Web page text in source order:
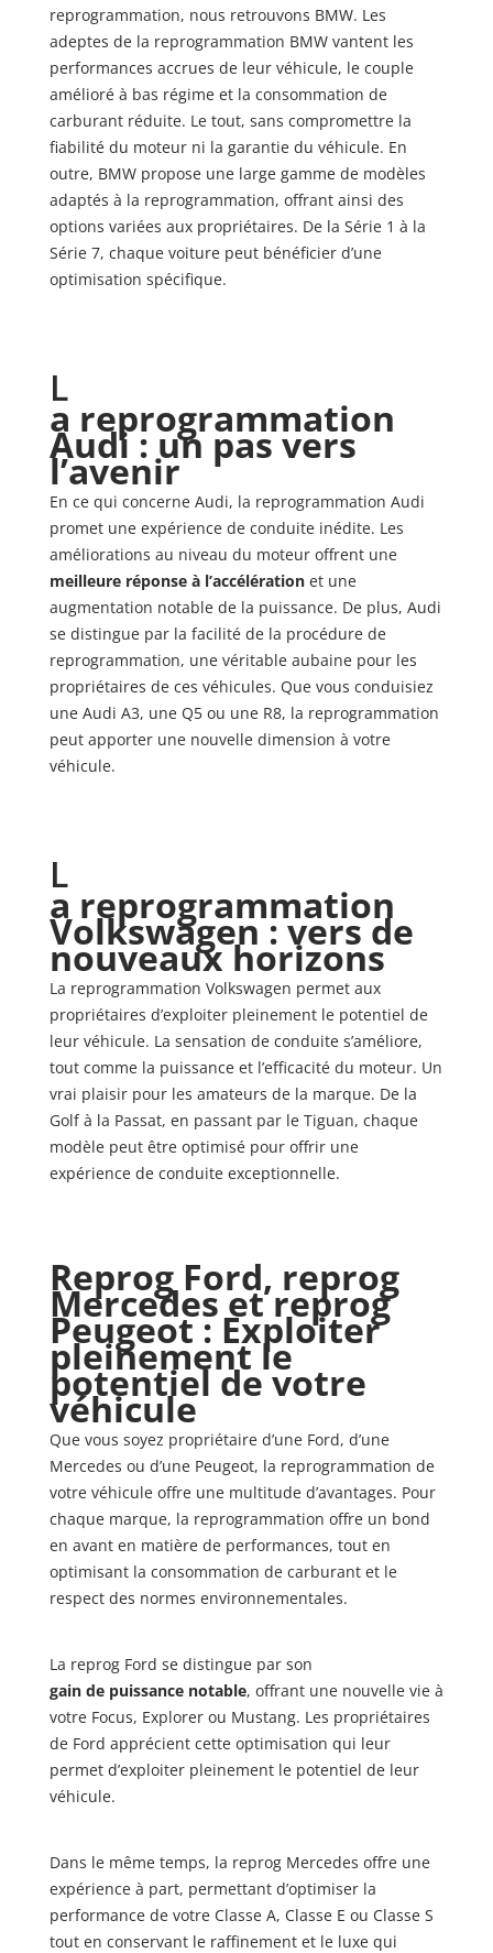
reprogrammation, nous retrouvons BMW. Les
adeptes de la reprogrammation BMW vantent les
performances accrues de leur véhicule, le couple
amélioré à bas régime et la consommation de
carburant réduite. Le tout, sans compromettre la
fiabilité du moteur ni la garantie du véhicule. En
outre, BMW propose une large gamme de modèles
adaptés à la reprogrammation, offrant ainsi des
options variées aux propriétaires. De la Série 1 à la
Série 7, chaque voiture peut bénéficier d’une
optimisation spécifique.
L
a reprogrammation
Audi : un pas vers
l’avenir
En ce qui concerne Audi, la reprogrammation Audi
promet une expérience de conduite inédite. Les
améliorations au niveau du moteur offrent une
meilleure réponse à l’accélération et une
augmentation notable de la puissance. De plus, Audi
se distingue par la facilité de la procédure de
reprogrammation, une véritable aubaine pour les
propriétaires de ces véhicules. Que vous conduisiez
une Audi A3, une Q5 ou une R8, la reprogrammation
peut apporter une nouvelle dimension à votre
véhicule.
L
a reprogrammation
Volkswagen : vers de
nouveaux horizons
La reprogrammation Volkswagen permet aux
propriétaires d’exploiter pleinement le potentiel de
leur véhicule. La sensation de conduite s’améliore,
tout comme la puissance et l’efficacité du moteur. Un
vrai plaisir pour les amateurs de la marque. De la
Golf à la Passat, en passant par le Tiguan, chaque
modèle peut être optimisé pour offrir une
expérience de conduite exceptionnelle.
Reprog Ford, reprog
Mercedes et reprog
Peugeot : Exploiter
pleinement le
potentiel de votre
véhicule
Que vous soyez propriétaire d’une Ford, d’une
Mercedes ou d’une Peugeot, la reprogrammation de
votre véhicule offre une multitude d’avantages. Pour
chaque marque, la reprogrammation offre un bond
en avant en matière de performances, tout en
optimisant la consommation de carburant et le
respect des normes environnementales.
La reprog Ford se distingue par son
gain de puissance notable, offrant une nouvelle vie à
votre Focus, Explorer ou Mustang. Les propriétaires
de Ford apprécient cette optimisation qui leur
permet d’exploiter pleinement le potentiel de leur
véhicule.
Dans le même temps, la reprog Mercedes offre une
expérience à part, permettant d’optimiser la
performance de votre Classe A, Classe E ou Classe S
tout en conservant le raffinement et le luxe qui